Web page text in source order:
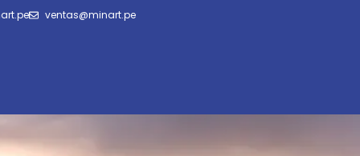
ventas@minart.pe